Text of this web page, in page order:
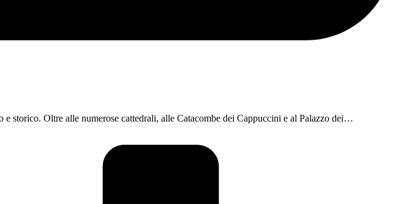
storico. Oltre alle numerose cattedrali, alle Catacombe dei Cappuccini e al Palazzo dei…